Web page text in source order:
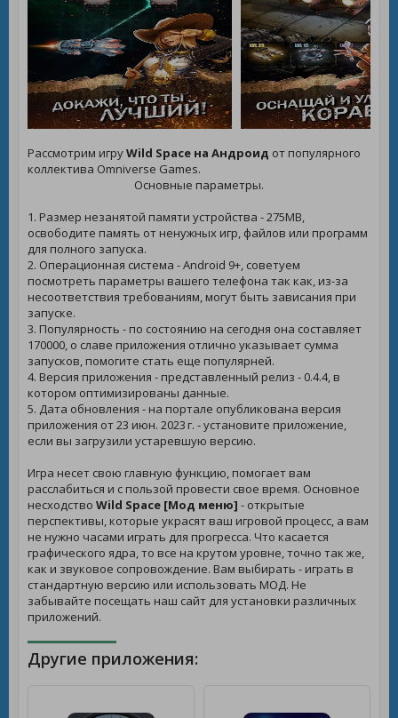
Рассмотрим игруWild Space на Андроид от популярного
коллектива Omniverse Games.
Основные параметры.
1. Размер незанятой памяти устройства - 275MB,
освободите память от ненужных игр, файлов или программ
для полного запуска.
2. Операционная система - Android 9+, советуем
посмотреть параметры вашего телефона так как, из-за
несоответствия требованиям, могут быть зависания при
запуске.
3. Популярность - по состоянию на сегодня она составляет
170000, о славе приложения отлично указывает сумма
запусков, помогите стать еще популярней.
4. Версия приложения - представленный релиз - 0.4.4, в
котором оптимизированы данные.
5. Дата обновления - на портале опубликована версия
приложения от 23 июн. 2023 г. - установите приложение,
если вы загрузили устаревшую версию.
Игра несет свою главную функцию, помогает вам
расслабиться и с пользой провести свое время. Основное
несходство Wild Space [Мод меню] - открытые
перспективы, которые украсят ваш игровой процесс, а вам
не нужно часами играть для прогресса. Что касается
графического ядра, то все на крутом уровне, точно так же,
как и звуковое сопровождение. Вам выбирать - играть в
стандартную версию или использовать МОД. Не
забывайте посещать наш сайт для установки различных
приложений.
Другие приложения: